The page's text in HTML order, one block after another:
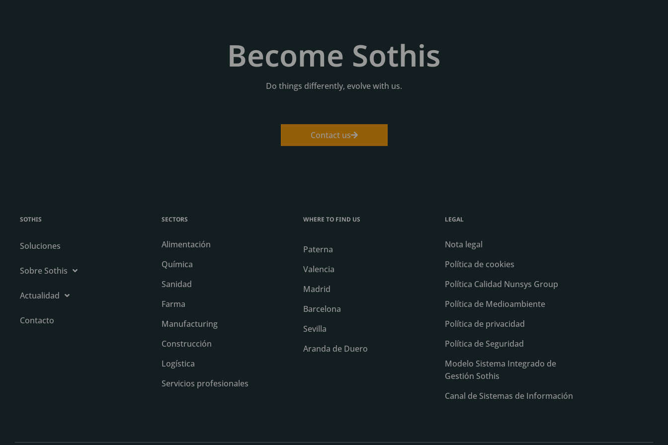
Become Sothis
Do things differently, evolve with us.
Contact us
SOTHIS
Soluciones
Sobre Sothis
Actualidad
Contacto
SECTORS
Alimentación
Química
Sanidad
Farma
Manufacturing
Construcción
Logística
Servicios profesionales
WHERE TO FIND US
Paterna
Valencia
Madrid
Barcelona
Sevilla
Aranda de Duero
LEGAL
Nota legal
Política de cookies
Política Calidad Nunsys Group
Política de Medioambiente
Política de privacidad
Política de Seguridad
Modelo Sistema Integrado de
Gestión Sothis
Canal de Sistemas de Información